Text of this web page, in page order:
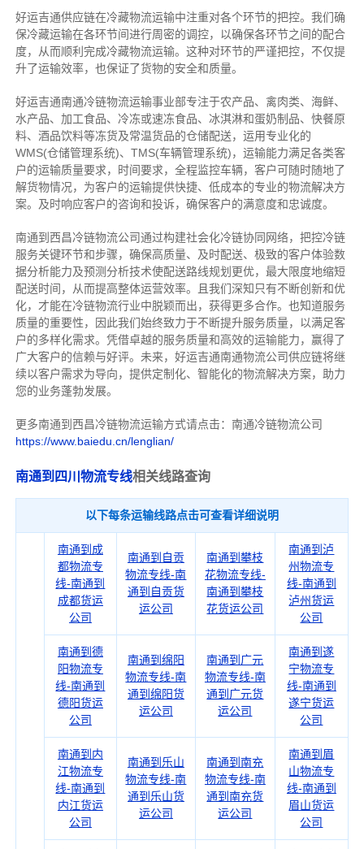
好运吉通供应链在冷藏物流运输中注重对各个环节的把控。我们确
保冷藏运输在各环节间进行周密的调控，以确保各环节之间的配合
度，从而顺利完成冷藏物流运输。这种对环节的严谨把控，不仅提
升了运输效率，也保证了货物的安全和质量。
好运吉通南通冷链物流运输事业部专注于农产品、禽肉类、海鲜、
水产品、加工食品、冷冻或速冻食品、冰淇淋和蛋奶制品、快餐原
料、酒品饮料等冻货及常温货品的仓储配送，运用专业化的
WMS(仓储管理系统)、TMS(车辆管理系统)，运输能力满足各类客
户的运输质量要求，时间要求，全程监控车辆，客户可随时随地了
解货物情况，为客户的运输提供快捷、低成本的专业的物流解决方
案。及时响应客户的咨询和投诉，确保客户的满意度和忠诚度。
南通到西昌冷链物流公司通过构建社会化冷链协同网络，把控冷链
服务关键环节和步骤，确保高质量、及时配送、极致的客户体验数
据分析能力及预测分析技术使配送路线规划更优，最大限度地缩短
配送时间，从而提高整体运营效率。且 我们深知 只有不断创新和优
化，才能在冷链物流行业中脱颖而出，获得更多合作。也知道服务
质量的重要性，因此我们始终致力于不断提升服务质量，以满足客
户的多样化需求。 凭借卓越的服务质量和高效的运输能力，赢得了
广大客户的信赖与好评。 未来，好运吉通南通物流公司供应链将继
续以客户需求为导向，提供定制化、智能化的物流解决方案，助力
您的业务蓬勃发展。
更多南通到西昌冷链物流运输方式请点击：南通冷链物流公司
https://www.baiedu.cn/lenglian/
南通到四川物流专线相关线路查询
以下每条运输线路点击可查看详细说明
南通到成
都物流专
线-南通到
成都货运
公司
南通到自贡
物流专线-南
通到自贡货
运公司
南通到攀枝
花物流专线-
南通到攀枝
花货运公司
南通到泸
州物流专
线-南通到
泸州货运
公司
南通到德
阳物流专
线-南通到
德阳货运
公司
南通到绵阳
物流专线-南
通到绵阳货
运公司
南通到广元
物流专线-南
通到广元货
运公司
南通到遂
宁物流专
线-南通到
遂宁货运
公司
南通到内
江物流专
线-南通到
内江货运
公司
南通到乐山
物流专线-南
通到乐山货
运公司
南通到南充
物流专线-南
通到南充货
运公司
南通到眉
山物流专
线-南通到
眉山货运
公司